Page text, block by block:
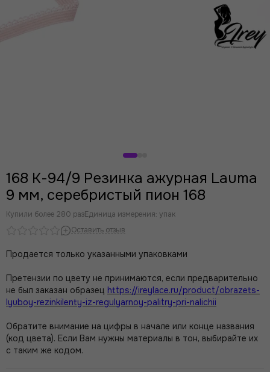
168 К-94/9 Резинка ажурная Lauma
9 мм, серебристый пион 168
Купили более 280 разЕдиница измерения: упак
Оставить отзыв
Продается только указанными упаковками
Претензии по цвету не принимаются, если предварительно
не был заказан образец https://ireylace.ru/product/obrazets-
lyuboy-rezinkilenty-iz-regulyarnoy-palitry-pri-nalichii
Обратите внимание на цифры в начале или конце названия
(код цвета). Если Вам нужны материалы в тон, выбирайте их
с таким же кодом.